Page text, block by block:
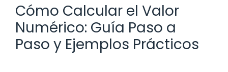
Cómo Calcular el Valor
Numérico: Guía Paso a
Paso y Ejemplos Prácticos